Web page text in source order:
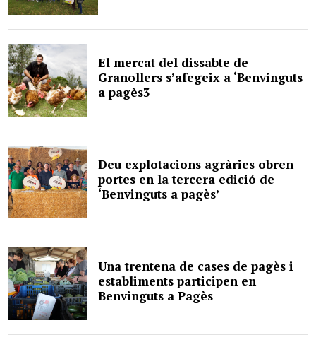
El mercat del dissabte de
Granollers s’afegeix a ‘Benvinguts
a pagès3
Deu explotacions agràries obren
portes en la tercera edició de
‘Benvinguts a pagès’
Una trentena de cases de pagès i
establiments participen en
Benvinguts a Pagès